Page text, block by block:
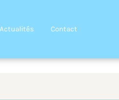
Actualités Contact